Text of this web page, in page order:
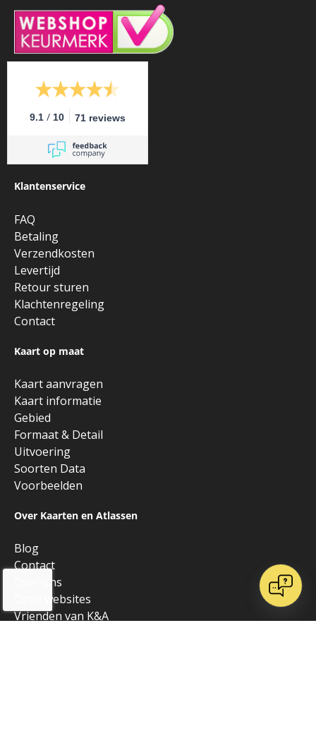
9.1 / 10 71 reviews
Klantenservice
FAQ
Betaling
Verzendkosten
Levertijd
Retour sturen
Klachtenregeling
Contact
Kaart op maat
Kaart aanvragen
Kaart informatie
Gebied
Formaat & Detail
Uitvoering
Soorten Data
Voorbeelden
Over Kaarten en Atlassen
Blog
Contact
Over ons
Onze websites
Vrienden van K&A